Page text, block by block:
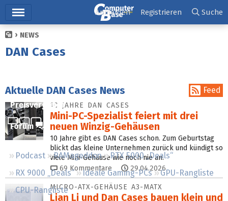
Ticker
Downloads
Preisvergleich
Forum
Podcast RAMageddon
RTX 5000 „Deals“
RX 9000 „Deals“
Ideale Gaming-PCs
GPU-Rangliste
CPU-Rangliste
Anmelden Registrieren Suche
NEWS
DAN Cases
Aktuelle DAN Cases News Feed
10 JAHRE DAN CASES
Mini-PC-Spezialist feiert mit drei
neuen Winzig-Gehäusen
10 Jahre gibt es DAN Cases schon. Zum Geburtstag
blickt das kleine Unternehmen zurück und kündigt so
viele Mini-Gehäuse wie noch nie an.
69 Kommentare 29.04.2026
MICRO-ATX-GEHÄUSE A3-MATX
Lian Li und Dan Cases bauen klein und